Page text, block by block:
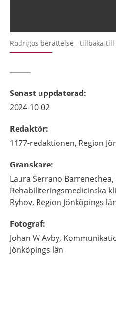
Rodrigos berättelse - tillbaka till
Senast uppdaterad:
2024-10-02
Redaktör:
1177-redaktionen, Region
Granskare:
Laura Serrano Barrenechea,
Rehabiliteringsmedicinska
Ryhov, Region Jönköpings län
Fotograf:
Johan W Avby,
Jönköpings län